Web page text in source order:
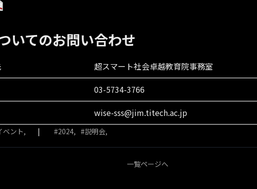
いてのお問い合わせ
超スマート社会卓越教育院事務室
03-5734-3766
wise-sss@jim.titech.ac.jp
ベント 2024 説明会
一覧ページへ